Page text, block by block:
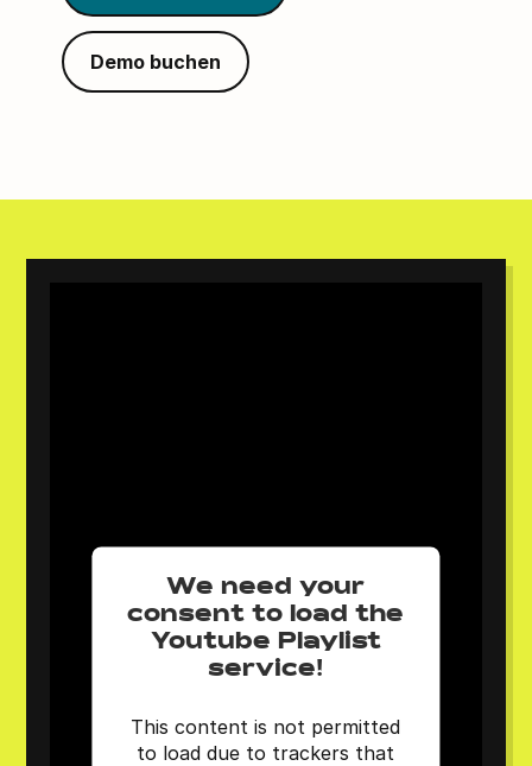
Demo buchen
We need your
consent to load the
Youtube Playlist
service!
This content is not permitted
to load due to trackers that